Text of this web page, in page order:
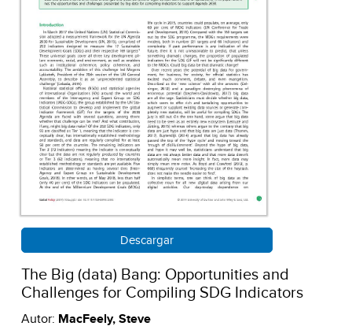
Descargar
The Big (data) Bang: Opportunities and
Challenges for Compiling SDG Indicators
Autor: MacFeely, Steve